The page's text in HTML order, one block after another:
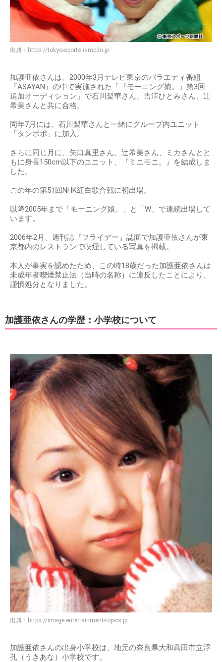
出典： https://tokyo-sports.ismcdn.jp
加護亜依さんは、2000年3月テレビ東京のバラエティ番組
『ASAYAN』の中で実施された「『モーニング娘。』第3回
追加オーディション」で石川梨華さん、吉澤ひとみさん、辻
希美さんと共に合格。
同年7月には、石川梨華さんと一緒にグループ内ユニット
「タンポポ」に加入。
さらに同じ月に、矢口真里さん、辻希美さん、ミカさんとと
もに身長150cm以下のユニット、『ミニモニ。』を結成しま
した。
この年の第51回NHK紅白歌合戦に初出場。
以降2005年まで「モーニング娘。」と「W」で連続出場して
います。
2006年2月、週刊誌『フライデー』誌面で加護亜依さんが東
京都内のレストランで喫煙している写真を掲載。
本人が事実を認めたため、この時18歳だった加護亜依さんは
未成年者喫煙禁止法（当時の名称）に違反したことにより、
謹慎処分となりました。
加護亜依さんの学歴：小学校について
出典： https://image.entertainment-topics.jp
加護亜依さんの出身小学校は、地元の奈良県大和高田市立浮
孔（うきあな）小学校です。